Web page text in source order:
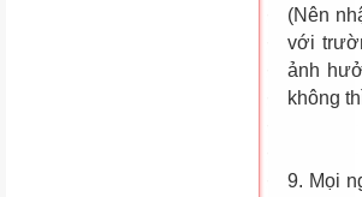
(Nên
với
ảnh
không
9. Mọi